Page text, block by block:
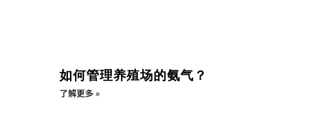
如何管理养殖场的氨气？
了解更多 »